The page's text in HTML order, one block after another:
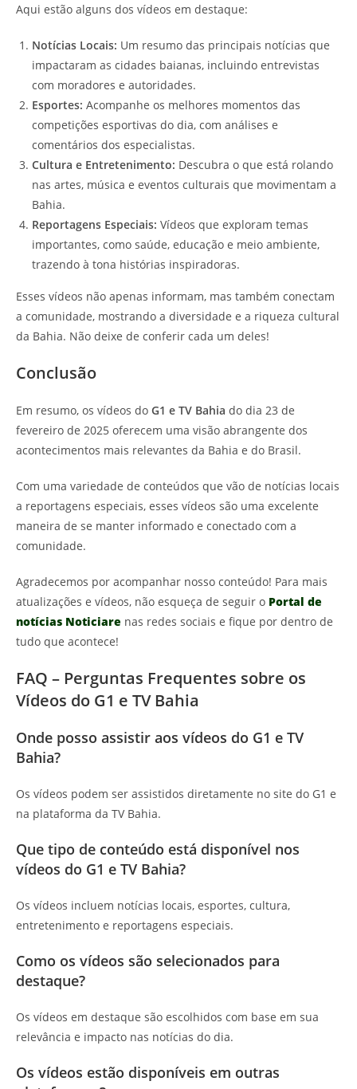
Aqui estão alguns dos vídeos em destaque:
Notícias Locais: Um resumo das principais notícias que
impactaram as cidades baianas, incluindo entrevistas
com moradores e autoridades.
Esportes: Acompanhe os melhores momentos das
competições esportivas do dia, com análises e
comentários dos especialistas.
Cultura e Entretenimento: Descubra o que está rolando
nas artes, música e eventos culturais que movimentam a
Bahia.
Reportagens Especiais: Vídeos que exploram temas
importantes, como saúde, educação e meio ambiente,
trazendo à tona histórias inspiradoras.
Esses vídeos não apenas informam, mas também conectam
a comunidade, mostrando a diversidade e a riqueza cultural
da Bahia. Não deixe de conferir cada um deles!
Conclusão
Em resumo, os vídeos do G1 e TV Bahia do dia 23 de
fevereiro de 2025 oferecem uma visão abrangente dos
acontecimentos mais relevantes da Bahia e do Brasil.
Com uma variedade de conteúdos que vão de notícias locais
a reportagens especiais, esses vídeos são uma excelente
maneira de se manter informado e conectado com a
comunidade.
Agradecemos por acompanhar nosso conteúdo! Para mais
atualizações e vídeos, não esqueça de seguir o Portal de
notícias Noticiare nas redes sociais e fique por dentro de
tudo que acontece!
FAQ – Perguntas Frequentes sobre os
Vídeos do G1 e TV Bahia
Onde posso assistir aos vídeos do G1 e TV
Bahia?
Os vídeos podem ser assistidos diretamente no site do G1 e
na plataforma da TV Bahia.
Que tipo de conteúdo está disponível nos
vídeos do G1 e TV Bahia?
Os vídeos incluem notícias locais, esportes, cultura,
entretenimento e reportagens especiais.
Como os vídeos são selecionados para
destaque?
Os vídeos em destaque são escolhidos com base em sua
relevância e impacto nas notícias do dia.
Os vídeos estão disponíveis em outras